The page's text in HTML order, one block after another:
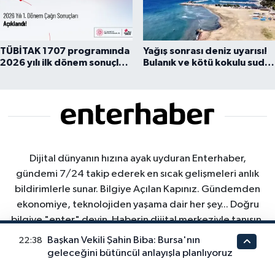
TÜBİTAK 1707 programında
2026 yılı ilk dönem sonuçları
Yağış sonrası deniz uyarısı!
Bulanık ve kötü kokulu suda
Dijital dünyanın hızına ayak uyduran Enterhaber,
gündemi 7/24 takip ederek en sıcak gelişmeleri anlık
bildirimlerle sunar. Bilgiye Açılan Kapınız. Gündemden
ekonomiye, teknolojiden yaşama dair her şey... Doğru
bilgiye "enter" deyin. Haberin dijital merkeziyle tanışın.
"Gündemi kaçırmamak için bizi sosyal medyada takip
edin ve bültenimize abone olun."
22:38
Başkan Vekili Şahin Biba: Bursa'nın
geleceğini bütüncül anlayışla planlıyoruz